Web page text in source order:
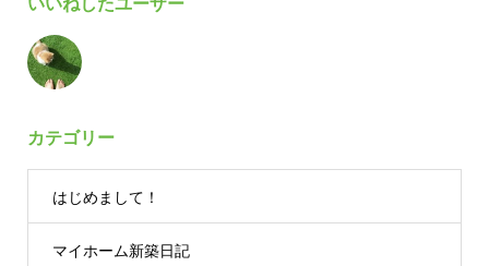
カテゴリー
はじめまして！
マイホーム新築日記